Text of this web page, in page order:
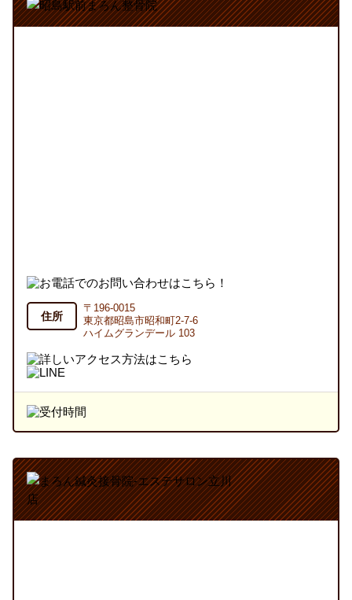
住所
〒196-0015
東京都昭島市昭和町2-7-6
ハイムグランデール 103